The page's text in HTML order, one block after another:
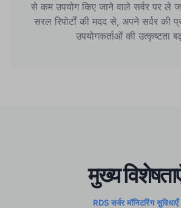
से कम उपयोग किए जाने वाले सर्वर पर ले
सरल रिपोर्टों की मदद से, अपने सर्वर की
उपयोगकर्ताओं की उत्कृष्टता
मुख्य
RDS सर्वर मॉनिटरिंग सुविधाएँ